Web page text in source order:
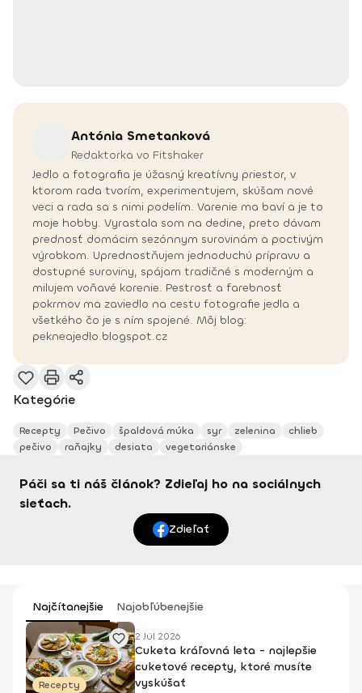
Antónia Smetanková
Redaktorka vo Fitshaker
Jedlo a fotografia je úžasný kreatívny priestor, v
ktorom rada tvorím, experimentujem, skúšam nové
veci a rada sa s nimi podelím. Varenie ma baví a je to
moje hobby. Vyrastala som na dedine, preto dávam
prednosť domácim sezónnym surovinám a poctivým
výrobkom. Uprednostňujem jednoduchú prípravu a
dostupné suroviny, spájam tradičné s moderným a
milujem voňavé korenie. Pestrosť a farebnosť
pokrmov ma zaviedlo na cestu fotografie jedla a
všetkého čo je s ním spojené. Môj blog:
pekneajedlo.blogspot.cz
Kategórie
Recepty Pečivo špaldová múka syr zelenina
chlieb
pečivo
raňajky desiata vegetariánske
Páči sa ti náš článok? Zdieľaj ho na sociálnych
sieťach.
Zdieľať
Najčítanejšie Najobľúbenejšie
Recepty
2 Júl 2026
Cuketa kráľovná leta - najlepšie
cuketové recepty, ktoré musíte
vyskúšať